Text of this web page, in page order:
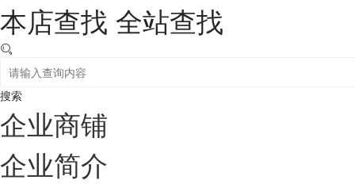
本店查找 全站查找
搜索
企业商铺
企业简介